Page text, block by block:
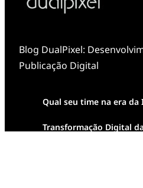
Blog DualPixel:
Publicação Digital
Qual seu time na era da
Transformação Digital